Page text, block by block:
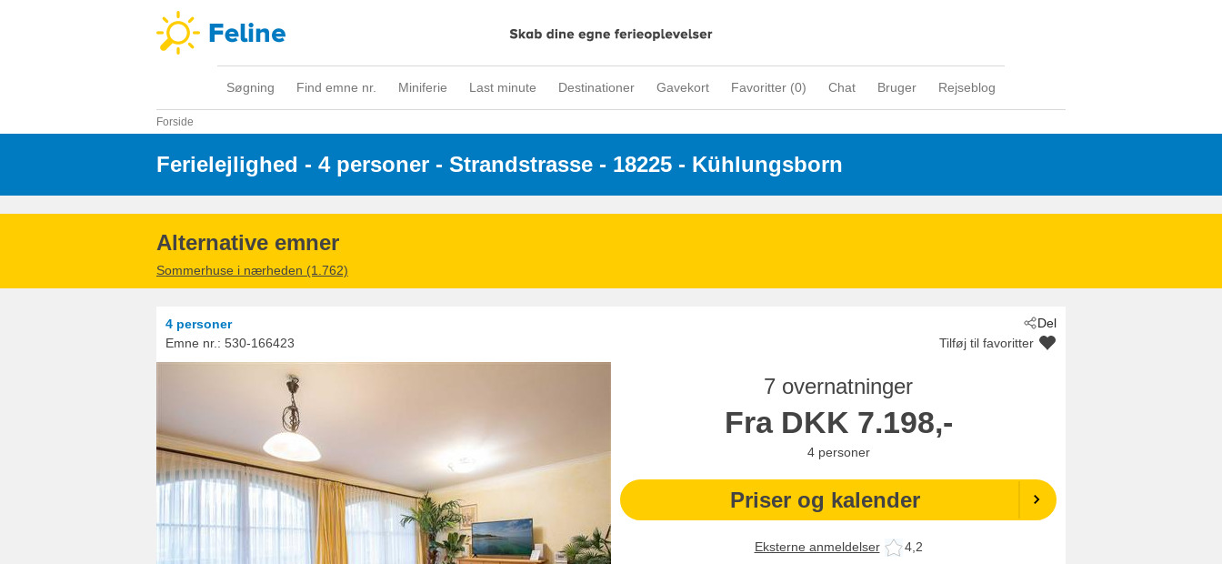
Søgning Find emne nr. Miniferie Last minute Destinationer Gavekort Favoritter (0) Chat Bruger Rejseblog
Forside
Ferielejlighed - 4 personer - Strandstrasse - 18225 - Kühlungsborn
Alternative emner
Sommerhuse i nærheden (1.762)
Del
4 personer
Emne nr.: 530-166423 Tilføj til favoritter
7 overnatninger
Fra DKK 7.198,-
4 personer
Priser og kalender
Eksterne anmeldelser 4,2